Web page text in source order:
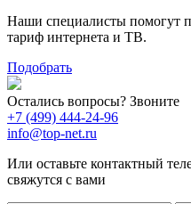
Наши специалисты помогут
тариф интернета и ТВ.
Подобрать
Остались вопросы? Звоните
+7 (499) 444-24-96
info@top-net.ru
Или оставьте контактный
свяжутся с вами